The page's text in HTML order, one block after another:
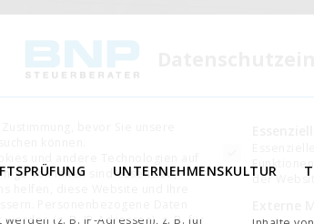
UNTERNEHMENSKULTUR
von ihnen sind essenziell,
(z. B. IP-Adressen), z. B. für
der